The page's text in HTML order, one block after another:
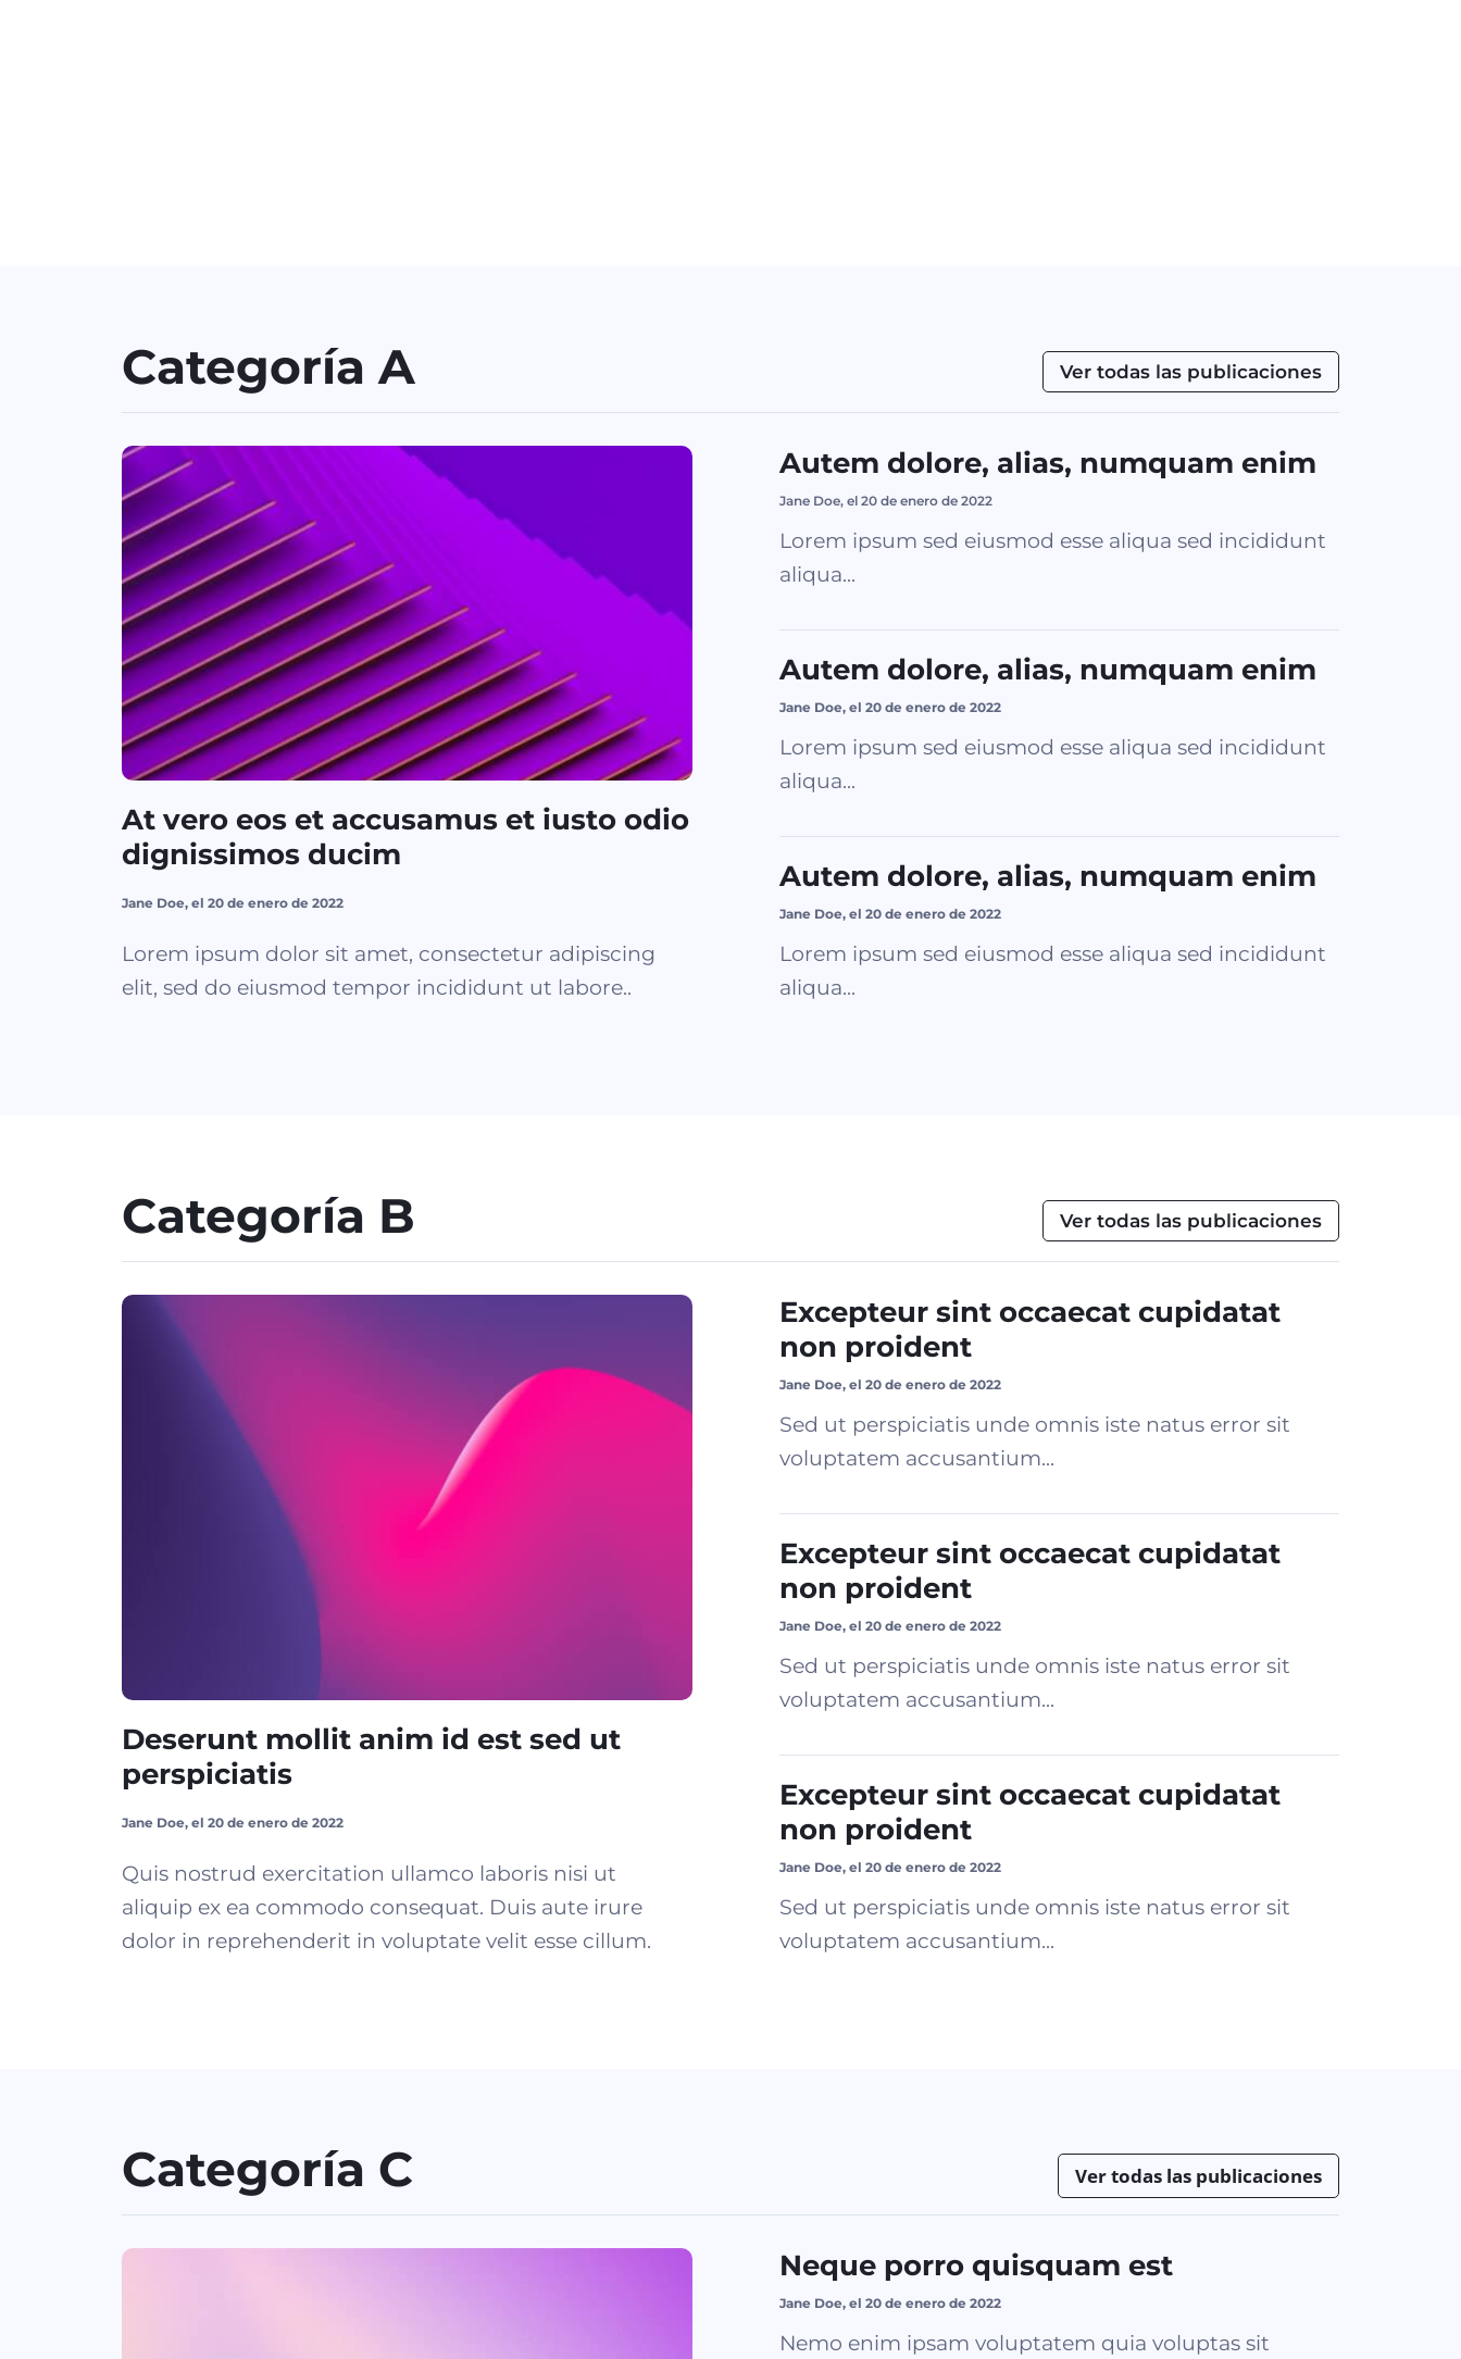
Categoría A Ver todas las publicaciones
At vero eos et accusamus et iusto odio
dignissimos ducim
Jane Doe, el 20 de enero de 2022
Lorem ipsum dolor sit amet, consectetur adipiscing
elit, sed do eiusmod tempor incididunt ut labore..
Autem dolore, alias, numquam enim
Jane Doe, el 20 de enero de 2022
Lorem ipsum sed eiusmod esse aliqua sed incididunt
aliqua...
Autem dolore, alias, numquam enim
Jane Doe, el 20 de enero de 2022
Lorem ipsum sed eiusmod esse aliqua sed incididunt
aliqua...
Autem dolore, alias, numquam enim
Jane Doe, el 20 de enero de 2022
Lorem ipsum sed eiusmod esse aliqua sed incididunt
aliqua...
Categoría B Ver todas las publicaciones
Deserunt mollit anim id est sed ut
perspiciatis
Jane Doe, el 20 de enero de 2022
Quis nostrud exercitation ullamco laboris nisi ut
aliquip ex ea commodo consequat. Duis aute irure
dolor in reprehenderit in voluptate velit esse cillum.
Excepteur sint occaecat cupidatat
non proident
Jane Doe, el 20 de enero de 2022
Sed ut perspiciatis unde omnis iste natus error sit
voluptatem accusantium...
Excepteur sint occaecat cupidatat
non proident
Jane Doe, el 20 de enero de 2022
Sed ut perspiciatis unde omnis iste natus error sit
voluptatem accusantium...
Excepteur sint occaecat cupidatat
non proident
Jane Doe, el 20 de enero de 2022
Sed ut perspiciatis unde omnis iste natus error sit
voluptatem accusantium...
Categoría C Ver todas las publicaciones
Neque porro quisquam est
Jane Doe, el 20 de enero de 2022
Nemo enim ipsam voluptatem quia voluptas sit